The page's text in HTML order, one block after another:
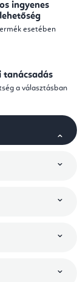
ingyenes
esetében
tanácsadás
a választásban